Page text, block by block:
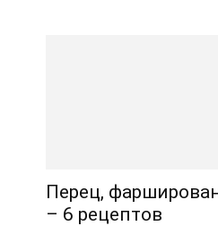
Перец,
– 6 рецептов